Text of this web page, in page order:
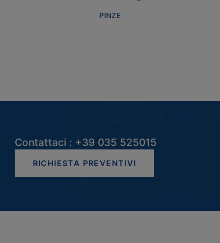
PINZE
Contattaci : +39 035 525015
RICHIESTA PREVENTIVI